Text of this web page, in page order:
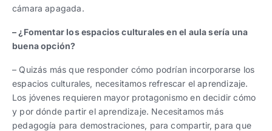
cámara apagada.
– ¿Fomentar los espacios culturales en el aula sería una
buena opción?
– Quizás más que responder cómo podrían incorporarse los
espacios culturales, necesitamos refrescar el aprendizaje.
Los jóvenes requieren mayor protagonismo en decidir cómo
y por dónde partir el aprendizaje. Necesitamos más
pedagogía para demostraciones, para compartir, para que